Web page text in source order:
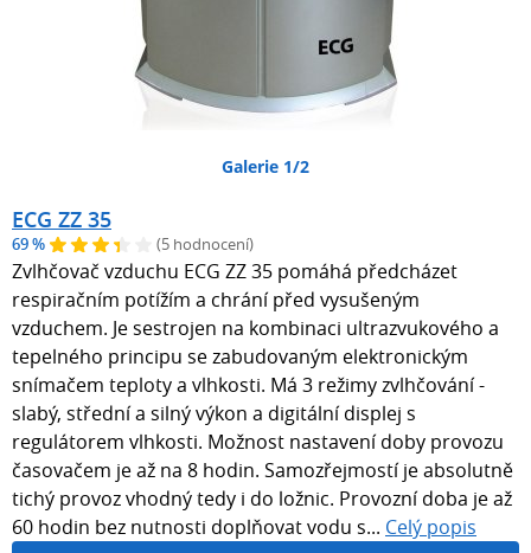
Galerie 1/2
ECG ZZ 35
69 % (5 hodnocení)
Zvlhčovač vzduchu ECG ZZ 35 pomáhá předcházet
respiračním potížím a chrání před vysušeným
vzduchem. Je sestrojen na kombinaci ultrazvukového a
tepelného principu se zabudovaným elektronickým
snímačem teploty a vlhkosti. Má 3 režimy zvlhčování -
slabý, střední a silný výkon a digitální displej s
regulátorem vlhkosti. Možnost nastavení doby provozu
časovačem je až na 8 hodin. Samozřejmostí je absolutně
tichý provoz vhodný tedy i do ložnic. Provozní doba je až
60 hodin bez nutnosti doplňovat vodu s... Celý popis